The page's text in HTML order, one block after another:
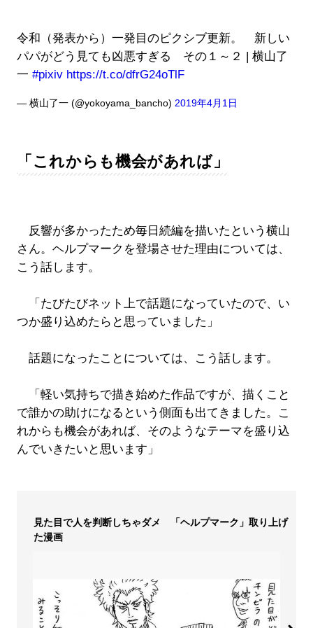
令和（発表から）一発目のピクシブ更新。 新しい
パパがどう見ても凶悪すぎる その１～２ | 横山了
一 #pixiv https://t.co/dfrG24oTlF
— 横山了一 (@yokoyama_bancho) 2019年4月1日
「これからも機会があれば」
反響が多かったため毎日続編を描いたという横山
さん。ヘルプマークを登場させた理由については、
こう話します。
「たびたびネット上で話題になっていたので、い
つか盛り込めたらと思っていました」
話題になったことについては、こう話します。
「軽い気持ちで描き始めた作品ですが、描くこと
で誰かの助けになるという側面も出てきました。こ
れからも機会があれば、そのようなテーマを盛り込
んでいきたいと思います」
見た目で人を判断しちゃダメ 「ヘルプマーク」取り上げ
た漫画